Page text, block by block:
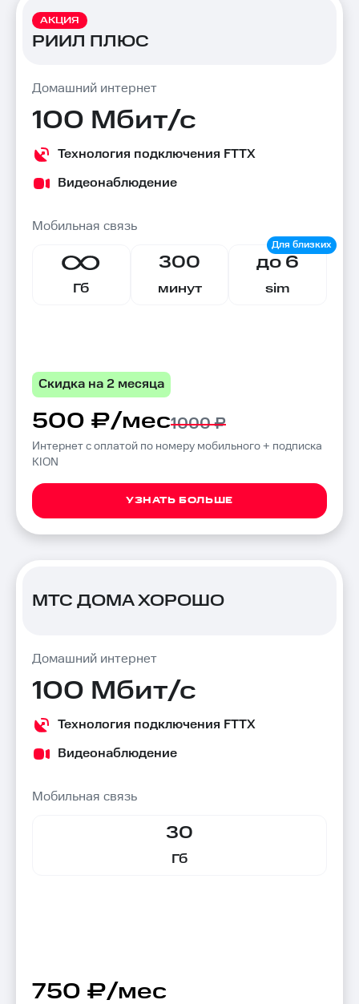
АКЦИЯ
РИИЛ ПЛЮС
Домашний интернет
100 Мбит/с
Технология подключения FTTX
Видеонаблюдение
Мобильная связь
Гб
300
минут
до 6
sim
Скидка на 2 месяца
500 ₽/мес1000 ₽
Интернет с оплатой по номеру мобильного + подписка
KION
УЗНАТЬ БОЛЬШЕ
МТС ДОМА ХОРОШО
Домашний интернет
100 Мбит/с
Технология подключения FTTX
Видеонаблюдение
Мобильная связь
30
Гб
750 ₽/мес